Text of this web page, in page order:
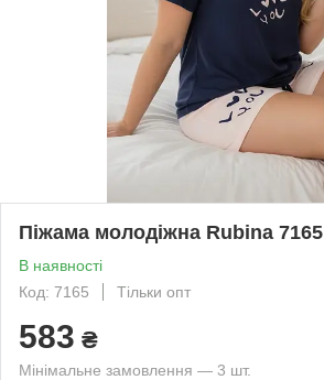
Піжама молодіжна Rubina 7165
В наявності
Код: 7165
Тільки опт
583 ₴
Мінімальне замовлення — 3 шт.